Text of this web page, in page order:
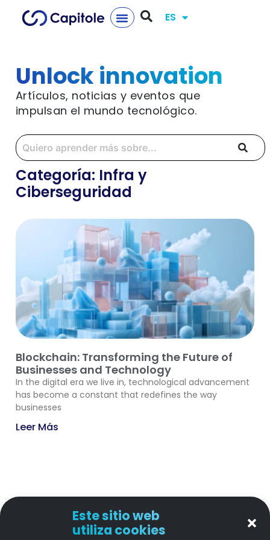
Este sitio web
utiliza cookies
ES
Unlock innovation
Artículos, noticias y eventos que
impulsan el mundo tecnológico.
Categoría: Infra y
Ciberseguridad
Blockchain: Transforming the Future of
Businesses and Technology
In the digital era we live in, technological advancement
has become a constant that redefines the way
businesses
Leer Más